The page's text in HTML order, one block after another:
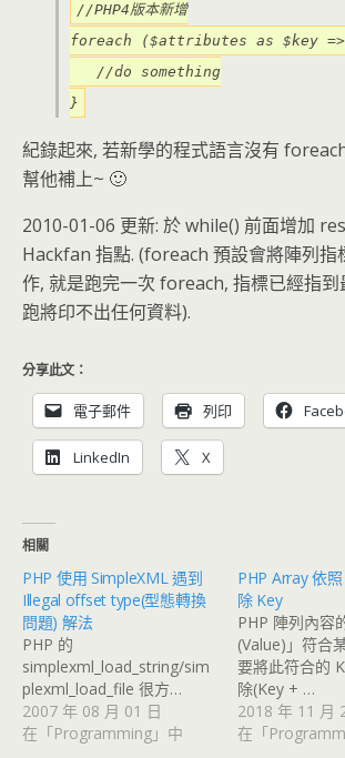
//PHP4版本新增
foreach ($attributes as $key
//do something
}
紀錄起來, 若新學的程式語言沒有
幫他補上~ 🙂
2010-01-06 更新: 於 while() 前面增加
Hackfan 指點. (foreach 預設會將陣列指
作, 就是跑完一次 foreach, 指標已經指
跑將印不出任何資料).
分享此文：
電子郵件 列印
LinkedIn X
相關
PHP 使用 SimpleXML 遇到
Illegal offset type(型態轉換
問題) 解法
PHP 的
simplexml_load_string/sim
plexml_load_file 很方…
2007 年 08 月 01 日
在「Programming」中
PHP Array 依
除 Key
PHP 陣列內容
(Value)」符合
要將此符合的
除(Key + …
2018 年 11 月
在「